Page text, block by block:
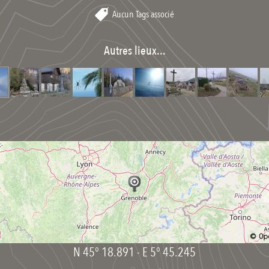
Aucun Tags associé
Autres lieux...
N 45° 18.891- E 5° 45.245